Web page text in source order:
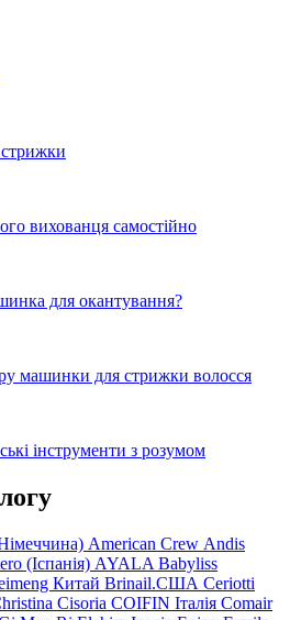
вихованця самостійно
для окантування?
машинки для стрижки волосся
інструменти з розумом
American Crew Andis
(Іспанія) AYALA Babyliss
Китай Brinail.США Ceriotti
Cisoria COIFIN Італія Comair